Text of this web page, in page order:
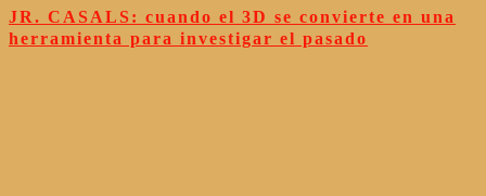
JR. CASALS: cuando el 3D se convierte en una
herramienta para investigar el pasado